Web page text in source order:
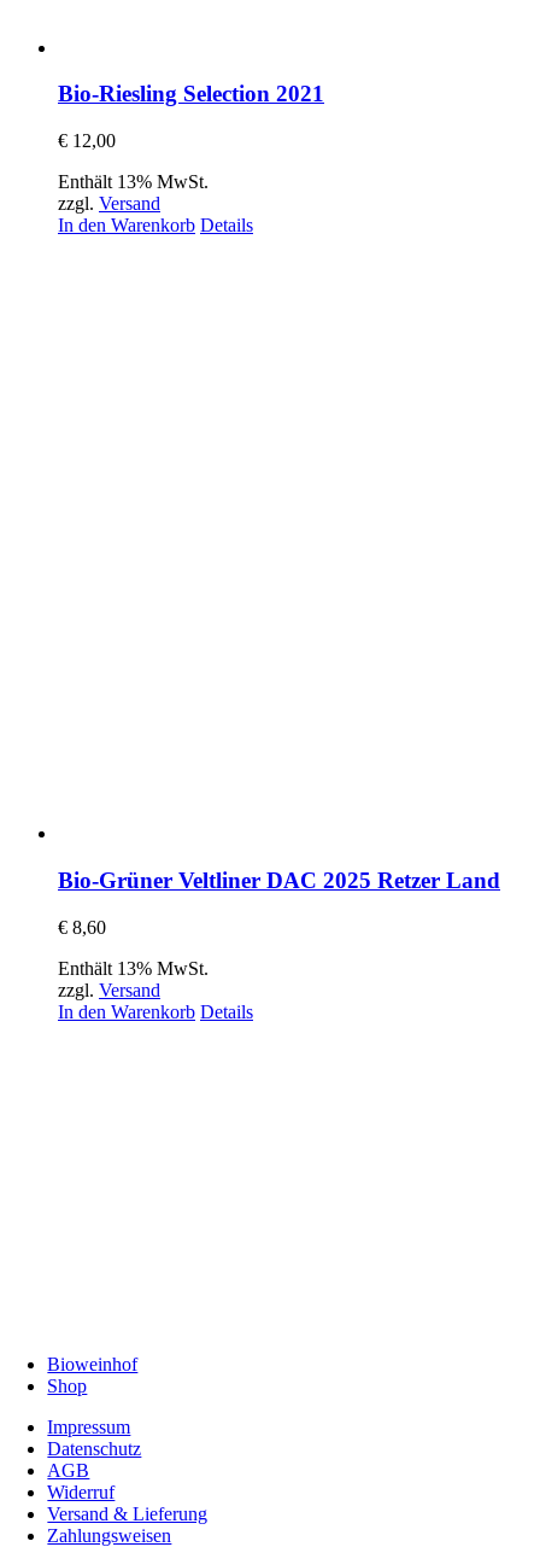
Bio-Riesling Selection 2021
€ 12,00
Enthält 13% MwSt.
zzgl. Versand
In den Warenkorb Details
Bio-Grüner Veltliner DAC 2025 Retzer Land
€ 8,60
Enthält 13% MwSt.
zzgl. Versand
In den Warenkorb Details
Bioweinhof
Shop
Impressum
Datenschutz
AGB
Widerruf
Versand & Lieferung
Zahlungsweisen